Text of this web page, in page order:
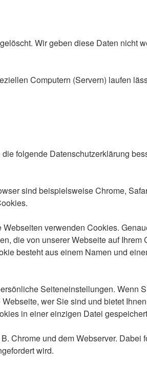
Wir geben diese Daten nicht
Computern (Servern) laufen
folgende Datenschutzerklärung
sind beispielsweise Chrome,
verwenden Cookies.
die von unserer Webseite auf
besteht aus einem Namen und
Seiteneinstellungen. Wenn
wer Sie sind und bietet
in einer einzigen Datei
Chrome und dem Webserver.
wird.